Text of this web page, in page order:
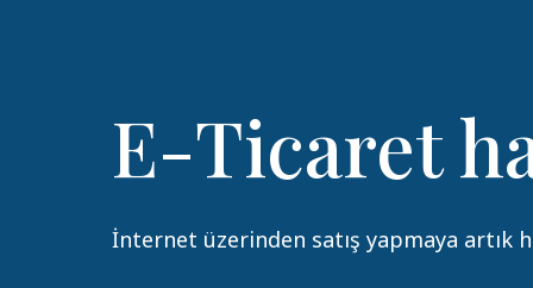
E-Ticaret
İnternet üzerinden satış yapmaya artık